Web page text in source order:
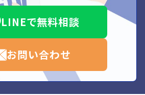
LINEで無料相談
お問い合わせ